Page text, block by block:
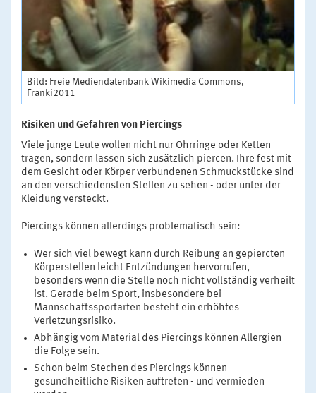
Bild: Freie Mediendatenbank Wikimedia Commons,
Franki2011
Risiken und Gefahren von Piercings
Viele junge Leute wollen nicht nur Ohrringe oder Ketten
tragen, sondern lassen sich zusätzlich piercen. Ihre fest mit
dem Gesicht oder Körper verbundenen Schmuckstücke sind
an den verschiedensten Stellen zu sehen - oder unter der
Kleidung versteckt.
Piercings können allerdings problematisch sein:
Wer sich viel bewegt kann durch Reibung an gepiercten
Körperstellen leicht Entzündungen hervorrufen,
besonders wenn die Stelle noch nicht vollständig verheilt
ist. Gerade beim Sport, insbesondere bei
Mannschaftssportarten besteht ein erhöhtes
Verletzungsrisiko.
Abhängig vom Material des Piercings können Allergien
die Folge sein.
Schon beim Stechen des Piercings können
gesundheitliche Risiken auftreten - und vermieden